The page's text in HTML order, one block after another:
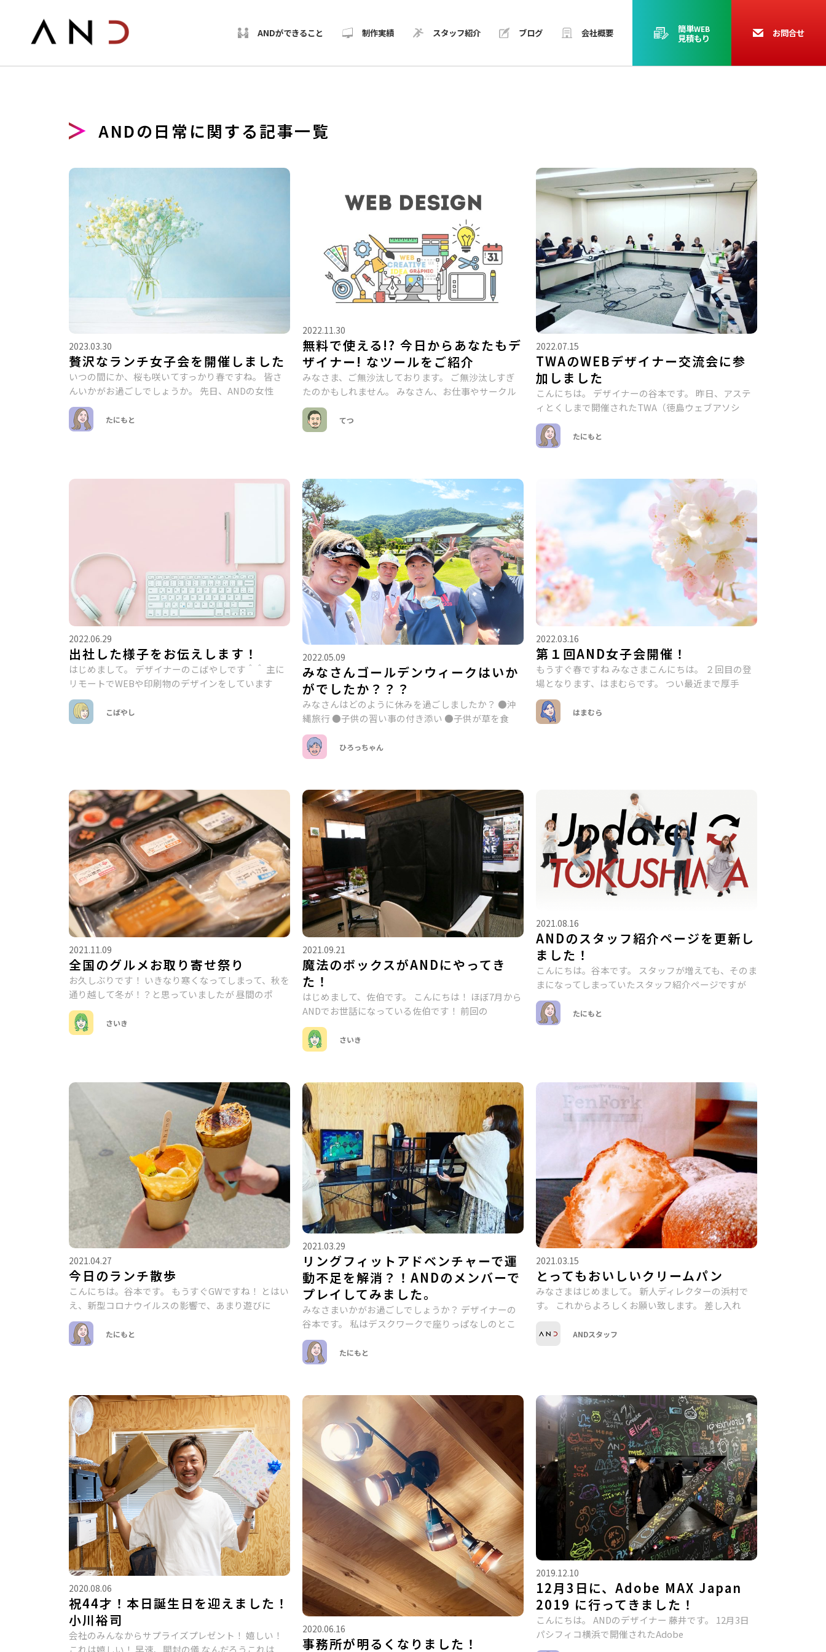
ANDができること 制作実績 スタッフ紹介 ブログ 会社概要 簡単WEB
見積もり お問合せ
ANDの日常に関する記事一覧
2023.03.30
贅沢なランチ女子会を開催しました
いつの間にか、桜も咲いてすっかり春ですね。 皆さ
んいかがお過ごしでしょうか。 先日、ANDの女性
たにもと
2022.11.30
無料で使える!? 今日からあなたもデ
ザイナー! なツールをご紹介
みなさま、ご無沙汰しております。 ご無沙汰しすぎ
たのかもしれません。 みなさん、お仕事やサークル
てつ
2022.07.15
TWAのWEBデザイナー交流会に参
加しました
こんにちは。 デザイナーの谷本です。 昨日、アステ
ィとくしまで開催されたTWA（徳島ウェブアソシ
たにもと
2022.06.29
出社した様子をお伝えします！
はじめまして。 デザイナーのこばやしです＾＾ 主に
リモートでWEBや印刷物のデザインをしています
こばやし
2022.05.09
みなさんゴールデンウィークはいか
がでしたか？？？
みなさんはどのように休みを過ごしましたか？ ●沖
縄旅行 ●子供の習い事の付き添い ●子供が草を食
ひろっちゃん
2022.03.16
第１回AND女子会開催！
もうすぐ春ですね みなさまこんにちは。 ２回目の登
場となります、はまむらです。 つい最近まで厚手
はまむら
2021.11.09
全国のグルメお取り寄せ祭り
お久しぶりです！ いきなり寒くなってしまって、秋を
通り越して冬が！？と思っていましたが 昼間のポ
さいき
2021.09.21
魔法のボックスがANDにやってき
た！
はじめまして、佐伯です。 こんにちは！ ほぼ7月から
ANDでお世話になっている佐伯です！ 前回の
さいき
2021.08.16
ANDのスタッフ紹介ページを更新し
ました！
こんにちは。谷本です。 スタッフが増えても、そのま
まになってしまっていたスタッフ紹介ページですが
たにもと
2021.04.27
今日のランチ散歩
こんにちは。谷本です。 もうすぐGWですね！ とはい
え、新型コロナウイルスの影響で、あまり遊びに
たにもと
2021.03.29
リングフィットアドベンチャーで運
動不足を解消？！ANDのメンバーで
プレイしてみました。
みなさまいかがお過ごしでしょうか？ デザイナーの
谷本です。 私はデスクワークで座りっぱなしのとこ
たにもと
2021.03.15
とってもおいしいクリームパン
みなさまはじめまして。 新人ディレクターの浜村で
す。 これからよろしくお願い致します。 差し入れ
ANDスタッフ
2020.08.06
祝44才！本日誕生日を迎えました！
小川裕司
会社のみんなからサプライズプレゼント！ 嬉しい！
2020.06.16
事務所が明るくなりました！
2019.12.10
12月3日に、Adobe MAX Japan
2019 に行ってきました！
こんにちは。 ANDのデザイナー 藤井です。 12月3日
パシフィコ横浜で開催されたAdobe